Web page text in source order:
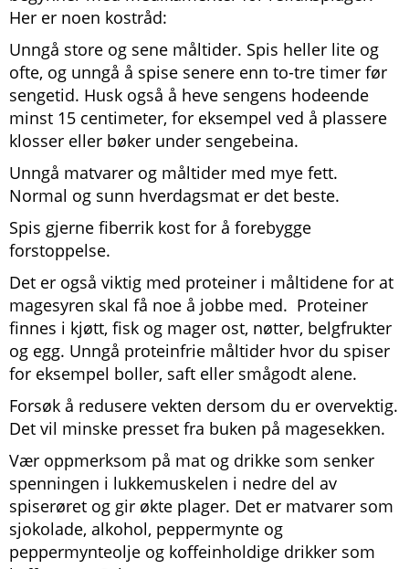
Her er noen kostråd:
Unngå store og sene måltider. Spis heller lite og
ofte, og unngå å spise senere enn to-tre timer før
sengetid. Husk også å heve sengens hodeende
minst 15 centimeter, for eksempel ved å plassere
klosser eller bøker under sengebeina.
Unngå matvarer og måltider med mye fett.
Normal og sunn hverdagsmat er det beste.
Spis gjerne fiberrik kost for å forebygge
forstoppelse.
Det er også viktig med proteiner i måltidene for at
magesyren skal få noe å jobbe med. Proteiner
finnes i kjøtt, fisk og mager ost, nøtter, belgfrukter
og egg. Unngå proteinfrie måltider hvor du spiser
for eksempel boller, saft eller smågodt alene.
Forsøk å redusere vekten dersom du er overvektig.
Det vil minske presset fra buken på magesekken.
Vær oppmerksom på mat og drikke som senker
spenningen i lukkemuskelen i nedre del av
spiserøret og gir økte plager. Det er matvarer som
sjokolade, alkohol, peppermynte og
peppermynteolje og koffeinholdige drikker som